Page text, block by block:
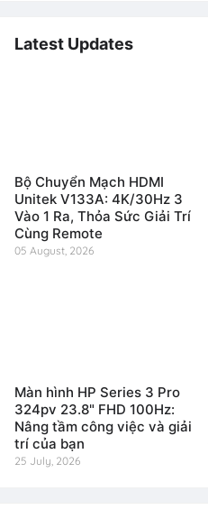
Latest Updates
Bộ Chuyển Mạch HDMI
Unitek V133A: 4K/30Hz 3
Vào 1 Ra, Thỏa Sức Giải Trí
Cùng Remote
05 August, 2026
Màn hình HP Series 3 Pro
324pv 23.8" FHD 100Hz:
Nâng tầm công việc và giải
trí của bạn
25 July, 2026